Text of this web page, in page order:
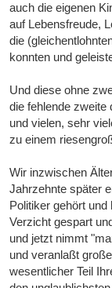
auch die eigenen
auf Lebensfreude,
die
konnten und
Und diese ohne
die fehlende zweite
und vielen, sehr
zu einem
Wir inzwischen
Jahrzehnte später
Politiker gehört und
Verzicht gespart
und jetzt nimmt
und veranlaßt
wesentlicher Teil